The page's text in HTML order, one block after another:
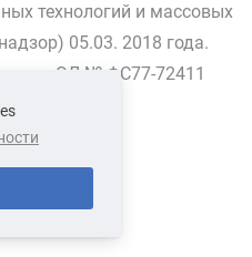
технологий и массовых
05.03. 2018 года.
ЭЛ № ФС77-72411